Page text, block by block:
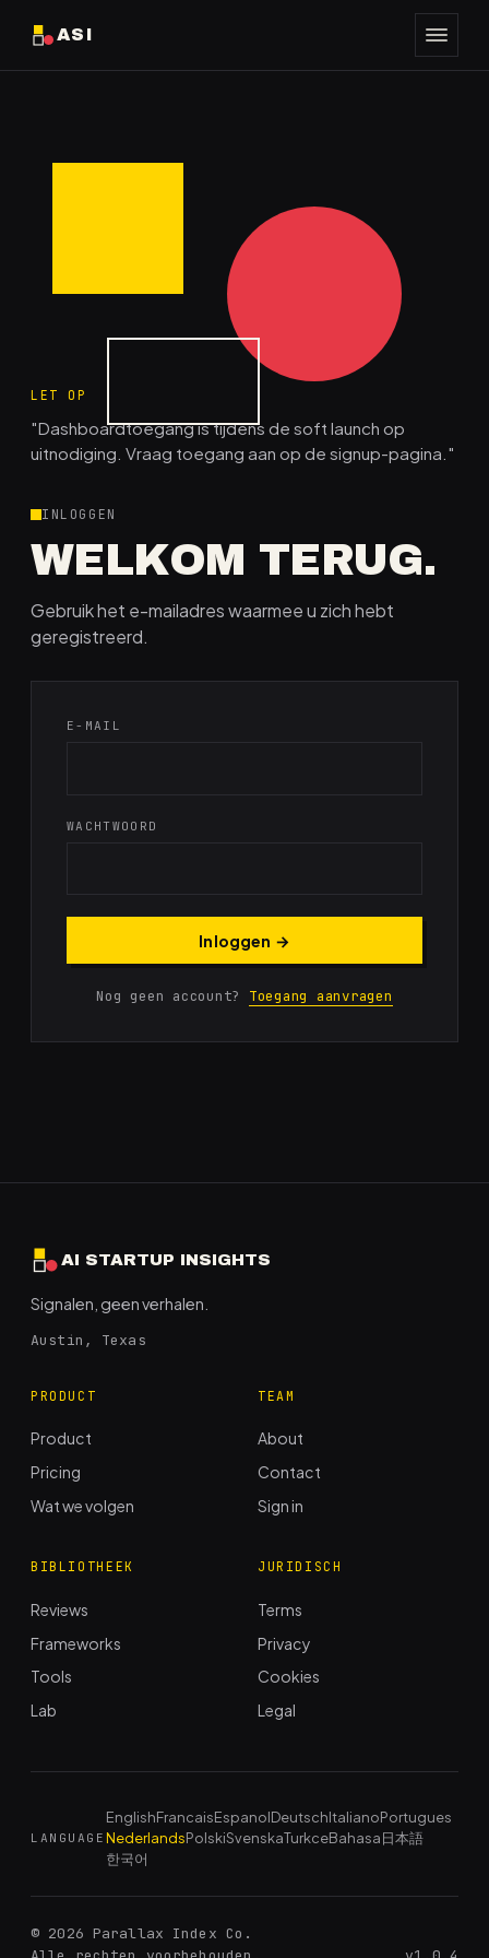
ASI
LET OP
"Dashboardtoegang is tijdens de soft launch op
uitnodiging. Vraag toegang aan op de signup-pagina."
INLOGGEN
WELKOM TERUG.
Gebruik het e-mailadres waarmee u zich hebt
geregistreerd.
E-MAIL
WACHTWOORD
Inloggen →
Nog geen account? Toegang aanvragen
AI STARTUP INSIGHTS
Signalen, geen verhalen.
Austin, Texas
PRODUCT
Product
Pricing
Wat we volgen
TEAM
About
Contact
Sign in
BIBLIOTHEEK
Reviews
Frameworks
Tools
Lab
JURIDISCH
Terms
Privacy
Cookies
Legal
LANGUAGE
EnglishFrancaisEspanolDeutschItalianoPortugues
NederlandsPolskiSvenskaTurkceBahasa日本語
한국어
© 2026 Parallax Index Co.